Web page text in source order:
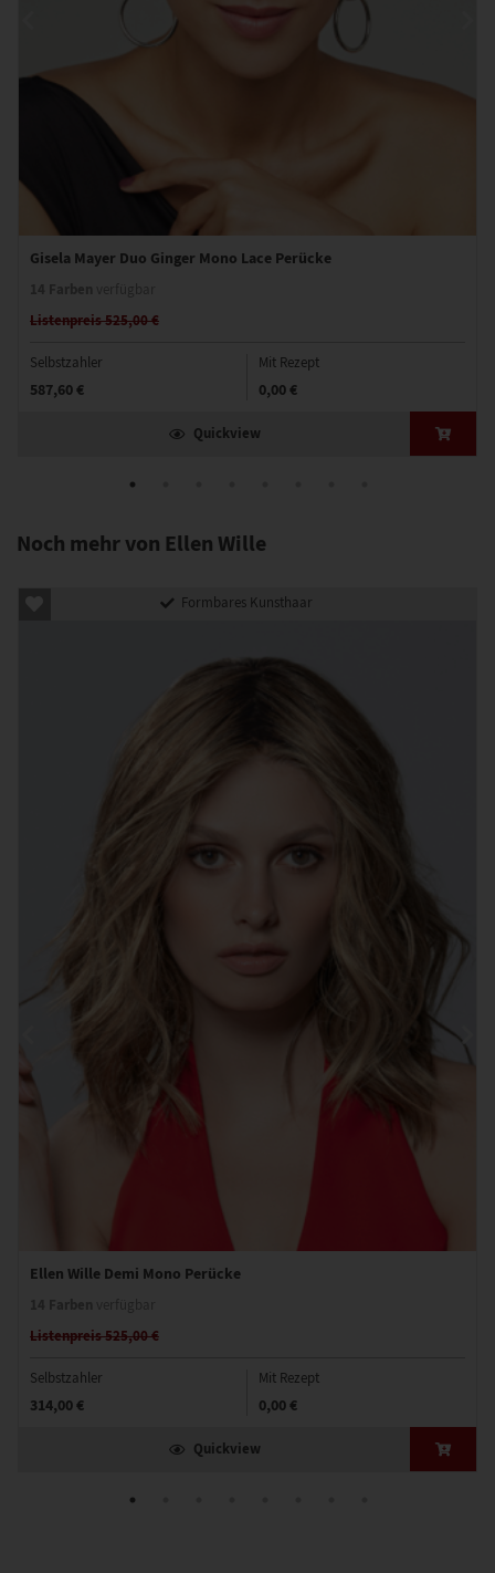
Gisela Mayer Duo Ginger Mono Lace Perücke
Listenpreis 525,00 €
Selbstzahler
587,60 €
Mit Rezept
0,00 €
Quickview
Noch mehr von Ellen Wille
Formbares Kunsthaar
Ellen Wille Demi Mono Perücke
Listenpreis 525,00 €
Selbstzahler
314,00 €
Mit Rezept
0,00 €
Quickview